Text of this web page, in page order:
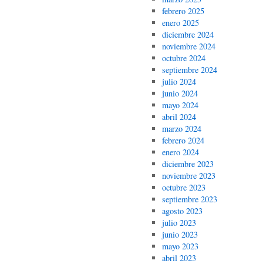
febrero 2025
enero 2025
diciembre 2024
noviembre 2024
octubre 2024
septiembre 2024
julio 2024
junio 2024
mayo 2024
abril 2024
marzo 2024
febrero 2024
enero 2024
diciembre 2023
noviembre 2023
octubre 2023
septiembre 2023
agosto 2023
julio 2023
junio 2023
mayo 2023
abril 2023